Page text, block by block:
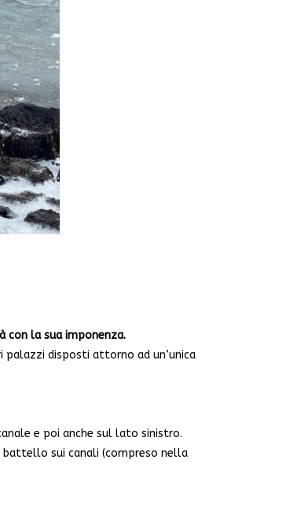
con la sua imponenza.
palazzi disposti attorno ad un’unica
e poi anche sul lato sinistro.
battello sui canali (compreso nella